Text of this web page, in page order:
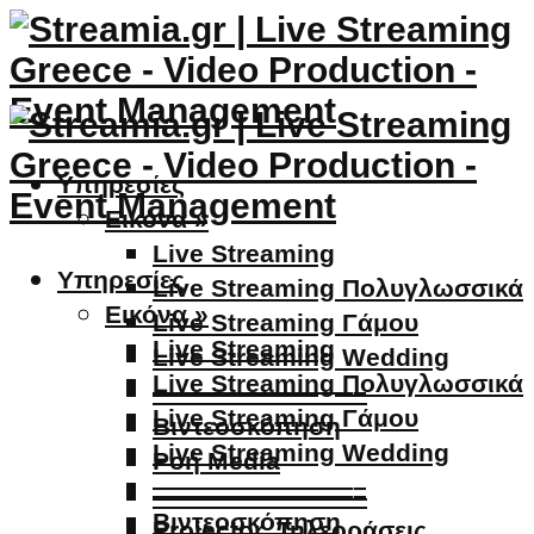
Υπηρεσίες
Εικόνα »
Live Streaming
Live Streaming Πολυγλωσσικά
Live Streaming Γάμου
Live Streaming Wedding
————————–
Βιντεοσκόπηση
Ροή Media
————————–
Υπηρεσίες
Εικόνα »
Live Streaming
Live Streaming Πολυγλωσσικά
Live Streaming Γάμου
Live Streaming Wedding
————————–
Βιντεοσκόπηση